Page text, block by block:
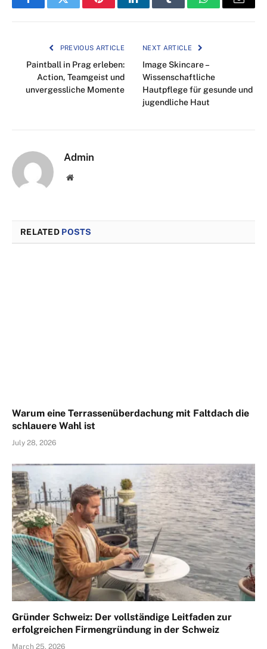
FacebookTwitter PinterestLinkedInTumblr WhatsAppEmail
PREVIOUS ARTICLE
Paintball in Prag erleben:
Action, Teamgeist und
unvergessliche Momente
NEXT ARTICLE
Image Skincare –
Wissenschaftliche
Hautpflege für gesunde und
jugendliche Haut
Admin
Website
RELATED POSTS
Warum eine Terrassenüberdachung mit Faltdach die
schlauere Wahl ist
July 28, 2026
Gründer Schweiz: Der vollständige Leitfaden zur
erfolgreichen Firmengründung in der Schweiz
March 25, 2026